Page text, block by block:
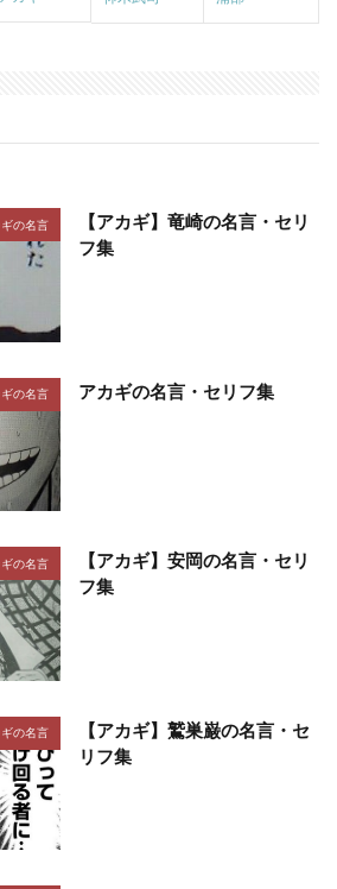
の名言
【アカギ】竜崎の名言・セリ
フ集
の名言 アカギの名言・セリフ集
の名言
【アカギ】安岡の名言・セリ
フ集
の名言
【アカギ】鷲巣巌の名言・セ
リフ集